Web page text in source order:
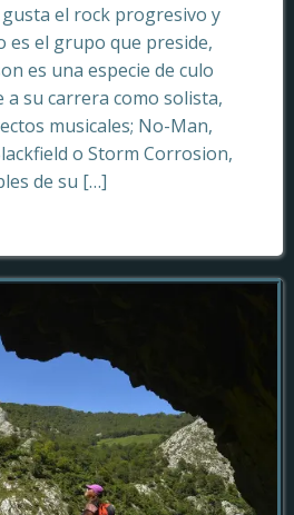
el rock progresivo y
es el grupo que preside,
es una especie de culo
su carrera como solista,
musicales; No-Man,
o Storm Corrosion,
de su […]